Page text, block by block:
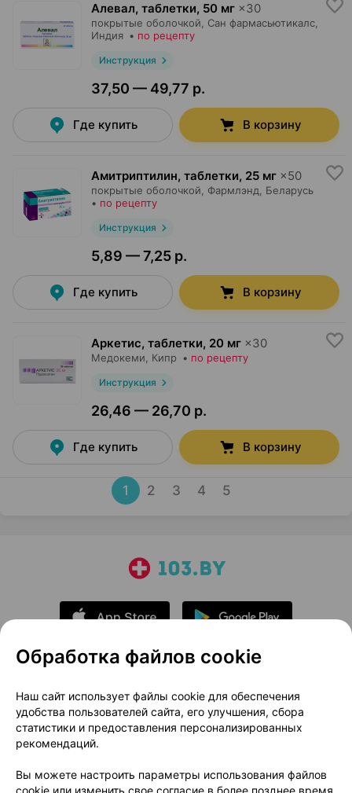
Алевал, таблетки, 50 мг ×30
покрытые оболочкой, Сан фармасьютикалс
Индия • по рецепту
Инструкция
37,50 — 49,77 р.
Где купить В корзину
Амитриптилин, таблетки, 25 мг ×50
покрытые оболочкой, Фармлэнд , Беларусь
• по рецепту
Инструкция
5,89 — 7,25 р.
Где купить В корзину
Аркетис, таблетки, 20 мг ×30
Медокеми , Кипр • по рецепту
Инструкция
26,46 — 26,70 р.
Где купить В корзину
1 2 3 4 5
О проекте
Новости проекта
Размещение рекламы
Медицинский маркетинг
Публичный договор
Доставка
Способы оплаты
Вакансии Партнеры
Обработка файлов cookie
Наш сайт использует файлы cookie для обеспечения
удобства пользователей сайта, его улучшения, сбора
статистики и предоставления персонализированных
рекомендаций.
Вы можете настроить параметры использования файлов
cookie или изменить свое согласие в более позднее время.